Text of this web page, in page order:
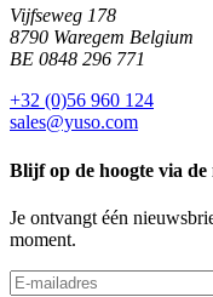
Vijfseweg 178
8790 Waregem Belgium
BE 0848 296 771
+32 (0)56 960 124
sales@yuso.com
Blijf op de hoogte via
Je ontvangt één
moment.